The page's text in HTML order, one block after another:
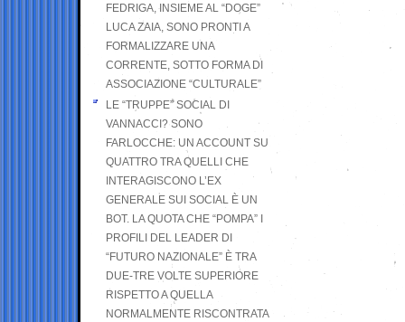
FEDRIGA, INSIEME AL “DOGE”
LUCA ZAIA, SONO PRONTI A
FORMALIZZARE UNA
CORRENTE, SOTTO FORMA DI
ASSOCIAZIONE “CULTURALE”
LE “TRUPPE” SOCIAL DI
VANNACCI? SONO
FARLOCCHE: UN ACCOUNT SU
QUATTRO TRA QUELLI CHE
INTERAGISCONO L’EX
GENERALE SUI SOCIAL È UN
BOT. LA QUOTA CHE “POMPA” I
PROFILI DEL LEADER DI
“FUTURO NAZIONALE” È TRA
DUE-TRE VOLTE SUPERIORE
RISPETTO A QUELLA
NORMALMENTE RISCONTRATA